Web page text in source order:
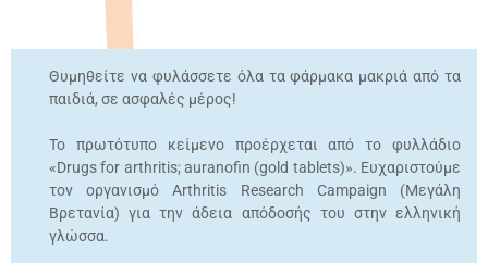
Θυμηθείτε να φυλάσσετε όλα τα φάρμακα μακριά από τα
παιδιά, σε ασφαλές μέρος!
Το πρωτότυπο κείµενο προέρχεται από το φυλλάδιο
«Drugs for arthritis; auranofin (gold tablets)». Ευχαριστούµε
τον οργανισµό Arthritis Research Campaign (Μεγάλη
Βρετανία) για την άδεια απόδοσής του στην ελληνική
γλώσσα.